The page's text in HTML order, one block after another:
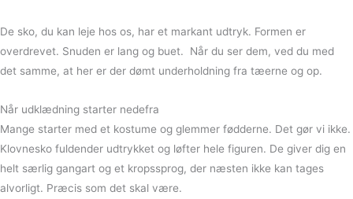
De sko, du kan leje hos os, har et markant udtryk. Formen er
overdrevet. Snuden er lang og buet. Når du ser dem, ved du med
det samme, at her er der dømt underholdning fra tæerne og op.
Når udklædning starter nedefra
Mange starter med et kostume og glemmer fødderne. Det gør vi ikke.
Klovnesko fuldender udtrykket og løfter hele figuren. De giver dig en
helt særlig gangart og et kropssprog, der næsten ikke kan tages
alvorligt. Præcis som det skal være.